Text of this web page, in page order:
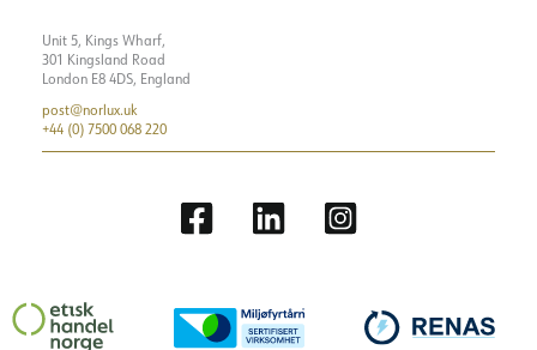
Unit 5, Kings Wharf,
301 Kingsland Road
London E8 4DS, England
post@norlux.uk
+44 (0) 7500 068 220